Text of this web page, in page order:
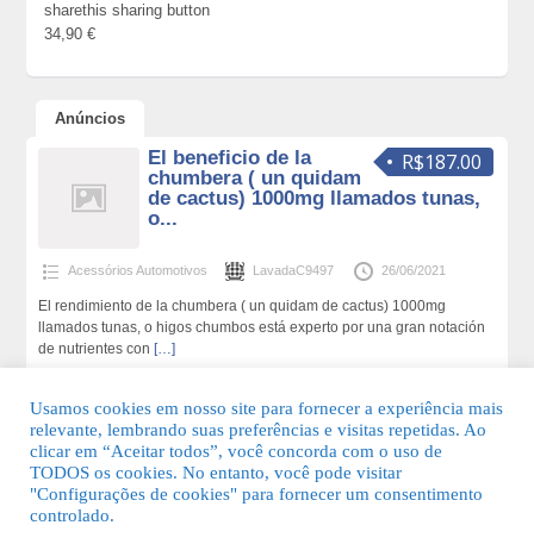
sharethis sharing button
34,90 €
Anúncios
R$187.00
El beneficio de la
chumbera ( un quidam
de cactus) 1000mg llamados tunas,
o...
Acessórios Automotivos LavadaC9497 26/06/2021
El rendimiento de la chumbera ( un quidam de cactus) 1000mg
llamados tunas, o higos chumbos está experto por una gran notación
de nutrientes con […]
© 2026 Guia Fácil Lagos | Guia Comercial Grátis. Todos os direitos
Usamos cookies em nosso site para fornecer a experiência mais
relevante, lembrando suas preferências e visitas repetidas. Ao
clicar em “Aceitar todos”, você concorda com o uso de
TODOS os cookies. No entanto, você pode visitar
"Configurações de cookies" para fornecer um consentimento
controlado.